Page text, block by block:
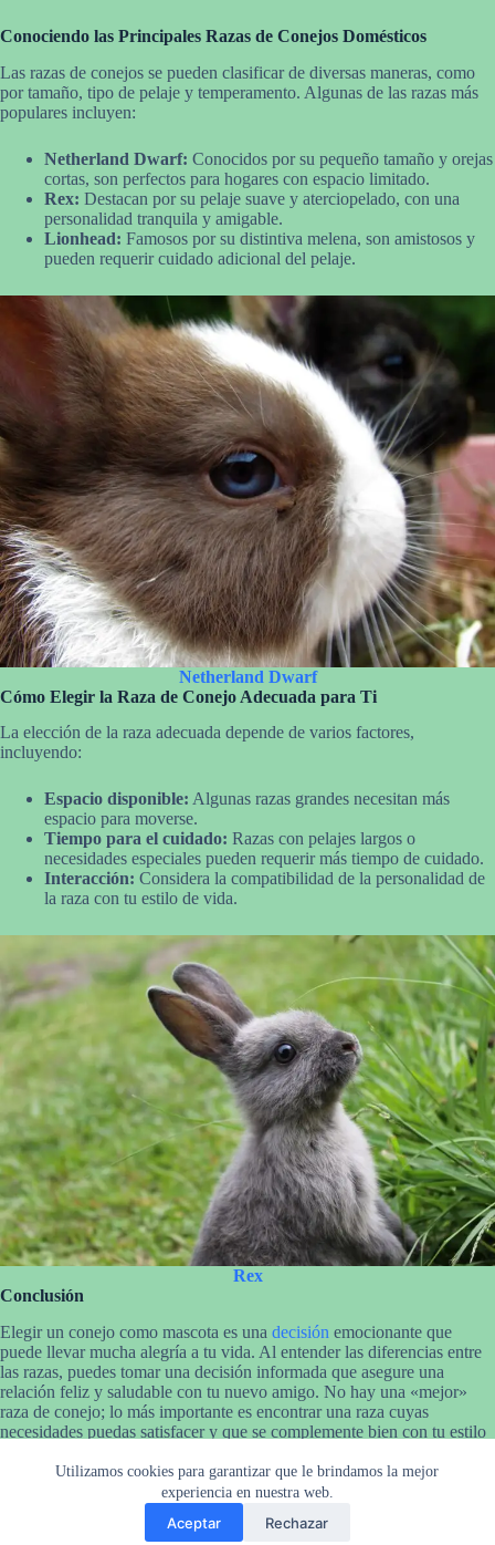
Utilizamos cookies para garantizar que le brindamos la mejor
experiencia en nuestra web.
Aceptar Rechazar
Conociendo las Principales Razas de Conejos Domésticos
Las razas de conejos se pueden clasificar de diversas maneras, como
por tamaño, tipo de pelaje y temperamento. Algunas de las razas más
populares incluyen:
Netherland Dwarf: Conocidos por su pequeño tamaño y orejas
cortas, son perfectos para hogares con espacio limitado.
Rex: Destacan por su pelaje suave y aterciopelado, con una
personalidad tranquila y amigable.
Lionhead: Famosos por su distintiva melena, son amistosos y
pueden requerir cuidado adicional del pelaje.
Netherland Dwarf
Cómo Elegir la Raza de Conejo Adecuada para Ti
La elección de la raza adecuada depende de varios factores,
incluyendo:
Espacio disponible: Algunas razas grandes necesitan más
espacio para moverse.
Tiempo para el cuidado: Razas con pelajes largos o
necesidades especiales pueden requerir más tiempo de cuidado.
Interacción: Considera la compatibilidad de la personalidad de
la raza con tu estilo de vida.
Rex
Conclusión
Elegir un conejo como mascota es una decisión emocionante que
puede llevar mucha alegría a tu vida. Al entender las diferencias entre
las razas, puedes tomar una decisión informada que asegure una
relación feliz y saludable con tu nuevo amigo. No hay una «mejor»
raza de conejo; lo más importante es encontrar una raza cuyas
necesidades puedas satisfacer y que se complemente bien con tu estilo